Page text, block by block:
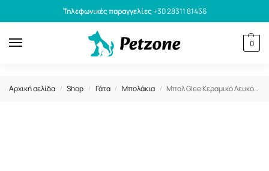
Τηλεφωνικές παραγγελίες+30 28311 81456
0
Αρχική σελίδα / Shop / Γάτα / Μπολάκια / Μπολ Glee Κεραμικό Λευκό Ροζ Purrr 270ml